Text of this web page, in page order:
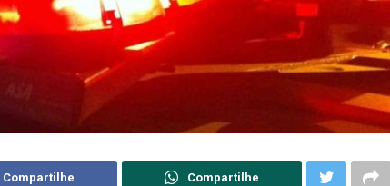
Compartilhe Compartilhe